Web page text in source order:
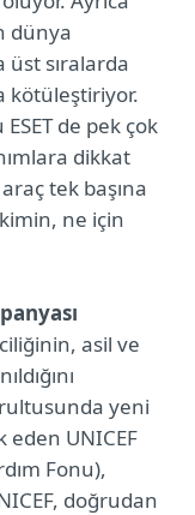
dünya
üst sıralarda
kötüleştiriyor.
de pek çok
dikkat
tek başına
ne için
asil ve
yeni
UNICEF
Fonu),
doğrudan